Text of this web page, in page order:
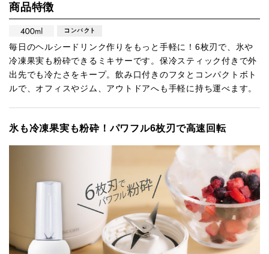
商品特徴
毎日のヘルシードリンク作りをもっと手軽に！6枚刃で、氷や
冷凍果実も粉砕できるミキサーです。保冷スティック付きで外
出先でも冷たさをキープ。飲み口付きのフタとコンパクトボト
ルで、オフィスやジム、アウトドアへも手軽に持ち運べます。
氷も冷凍果実も粉砕！パワフル6枚刃で高速回転